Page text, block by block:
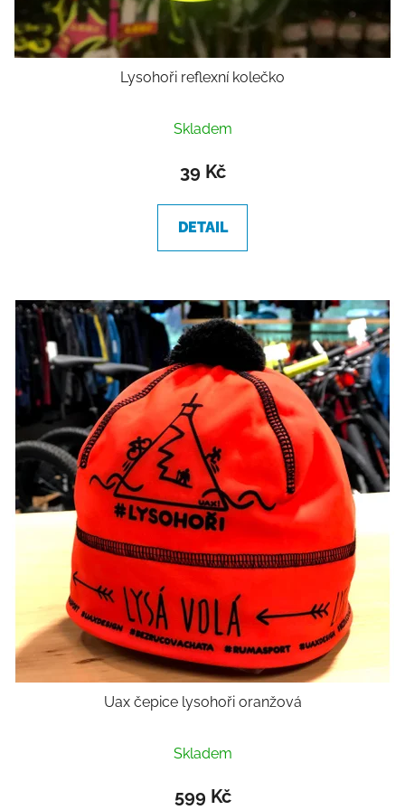
Lysohoři reflexní kolečko
hodnocení
produktu
5,0
z
Skladem
39 Kč
DETAIL
Uax čepice lysohoři oranžová
hodnocení
produktu
Skladem
599 Kč